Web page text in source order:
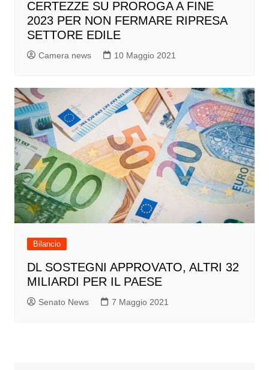
CERTEZZE SU PROROGA A FINE
2023 PER NON FERMARE RIPRESA
SETTORE EDILE
Camera news 10 Maggio 2021
Bilancio
DL SOSTEGNI APPROVATO, ALTRI 32
MILIARDI PER IL PAESE
Senato News 7 Maggio 2021